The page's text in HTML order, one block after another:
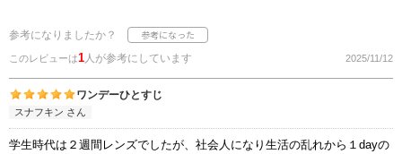
参考になりましたか？
このレビューは1人が参考にしています 2025/11/12
ワンデーひとすじ
スナフキン さん
学生時代は２週間レンズでしたが、社会人になり生活の乱れから１dayの